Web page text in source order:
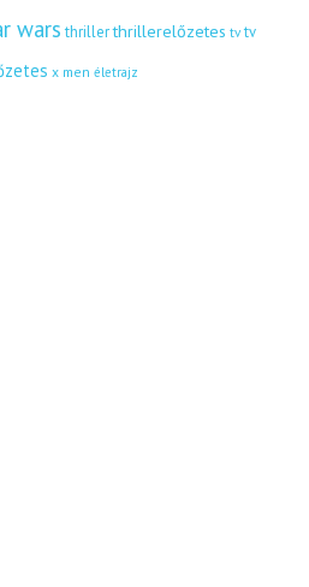
wars thriller thrillerelőzetes tv tv
x men életrajz